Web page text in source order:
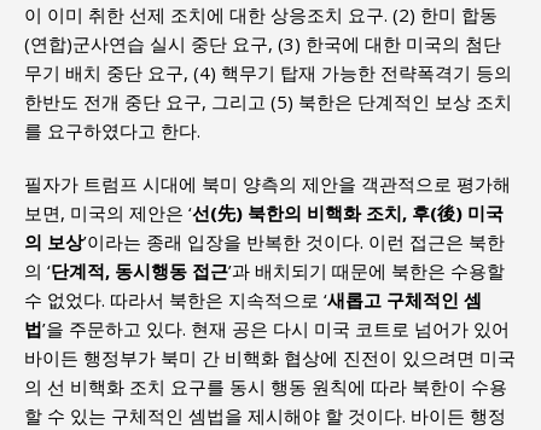
이 이미 취한 선제 조치에 대한 상응조치 요구. (2) 한미 합동
(연합)군사연습 실시 중단 요구, (3) 한국에 대한 미국의 첨단
무기 배치 중단 요구, (4) 핵무기 탑재 가능한 전략폭격기 등의
한반도 전개 중단 요구, 그리고 (5) 북한은 단계적인 보상 조치
를 요구하였다고 한다.
필자가 트럼프 시대에 북미 양측의 제안을 객관적으로 평가해
보면, 미국의 제안은 ‘선(先) 북한의 비핵화 조치, 후(後) 미국
의 보상’이라는 종래 입장을 반복한 것이다. 이런 접근은 북한
의 ‘단계적, 동시행동 접근’과 배치되기 때문에 북한은 수용할
수 없었다. 따라서 북한은 지속적으로 ‘새롭고 구체적인 셈
법’을 주문하고 있다. 현재 공은 다시 미국 코트로 넘어가 있어
바이든 행정부가 북미 간 비핵화 협상에 진전이 있으려면 미국
의 선 비핵화 조치 요구를 동시 행동 원칙에 따라 북한이 수용
할 수 있는 구체적인 셈법을 제시해야 할 것이다. 바이든 행정